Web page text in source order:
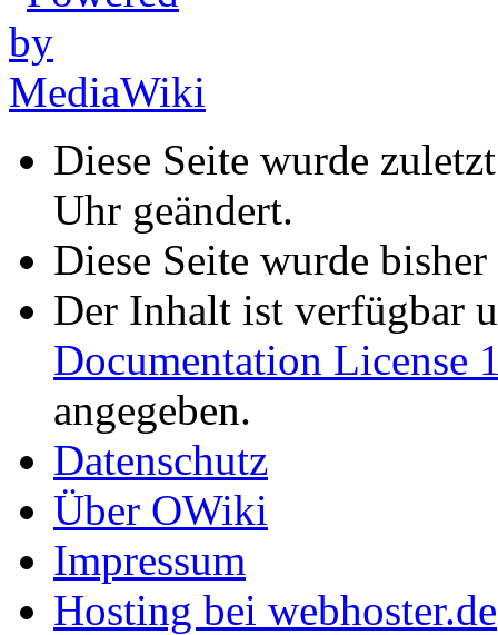
Diese Seite wurde
Uhr geändert.
Diese Seite wurde
Der Inhalt ist verfügbar
Documentation License
angegeben.
Datenschutz
Über OWiki
Impressum
Hosting bei webhoster.de